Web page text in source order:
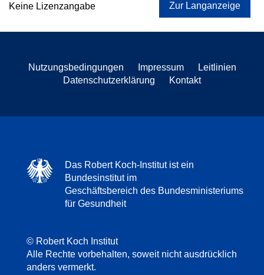
Keine Lizenzangabe Zur Langanzeige
Nutzungsbedingungen Impressum
Leitlinien
Datenschutzerklärung
Kontakt
Das Robert Koch-Institut ist ein
Bundesinstitut im
Geschäftsbereich des Bundesministeriums
für Gesundheit
© Robert Koch Institut
Alle Rechte vorbehalten, soweit nicht ausdrücklich
anders vermerkt.